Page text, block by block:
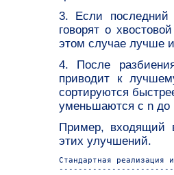
3. Если последний
говорят о
этом случае лучше
4. После
приводит к
сортируются
уменьшаются с n до
Пример, входящий
этих улучшений.
Стандартная реализация